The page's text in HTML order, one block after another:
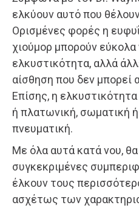
ελκύουν αυτό που
Ορισμένες φορές η
χιούμορ μπορούν
ελκυστικότητα, αλλά
αίσθηση που δεν μπορεί
Επίσης, η ελκυστικότητα
ή πλατωνική, σωματική
πνευματική.
Με όλα αυτά κατά νου,
συγκεκριμένες
έλκουν τους
ασχέτως των